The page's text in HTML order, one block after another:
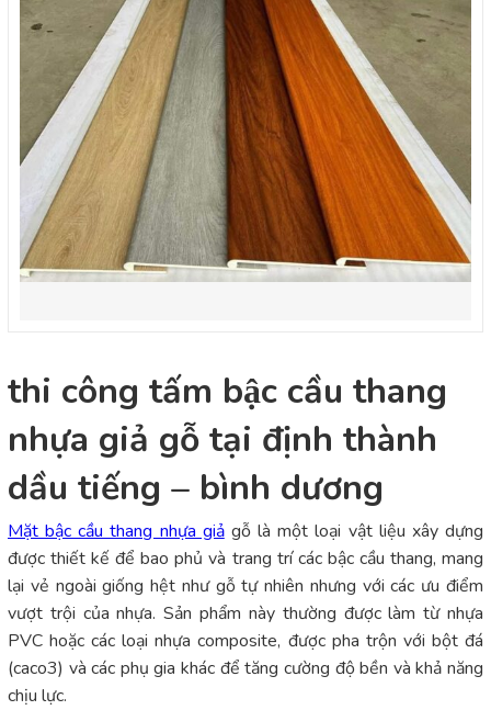
thi công tấm bậc cầu thang
nhựa giả gỗ tại định thành
dầu tiếng – bình dương
Mặt bậc cầu thang nhựa giảgỗ là một loại vật liệu xây dựng
được thiết kế để bao phủ và trang trí các bậc cầu thang, mang
lại vẻ ngoài giống hệt như gỗ tự nhiên nhưng với các ưu điểm
vượt trội của nhựa. Sản phẩm này thường được làm từ nhựa
PVC hoặc các loại nhựa composite, được pha trộn với bột đá
(caco3) và các phụ gia khác để tăng cường độ bền và khả năng
chịu lực.